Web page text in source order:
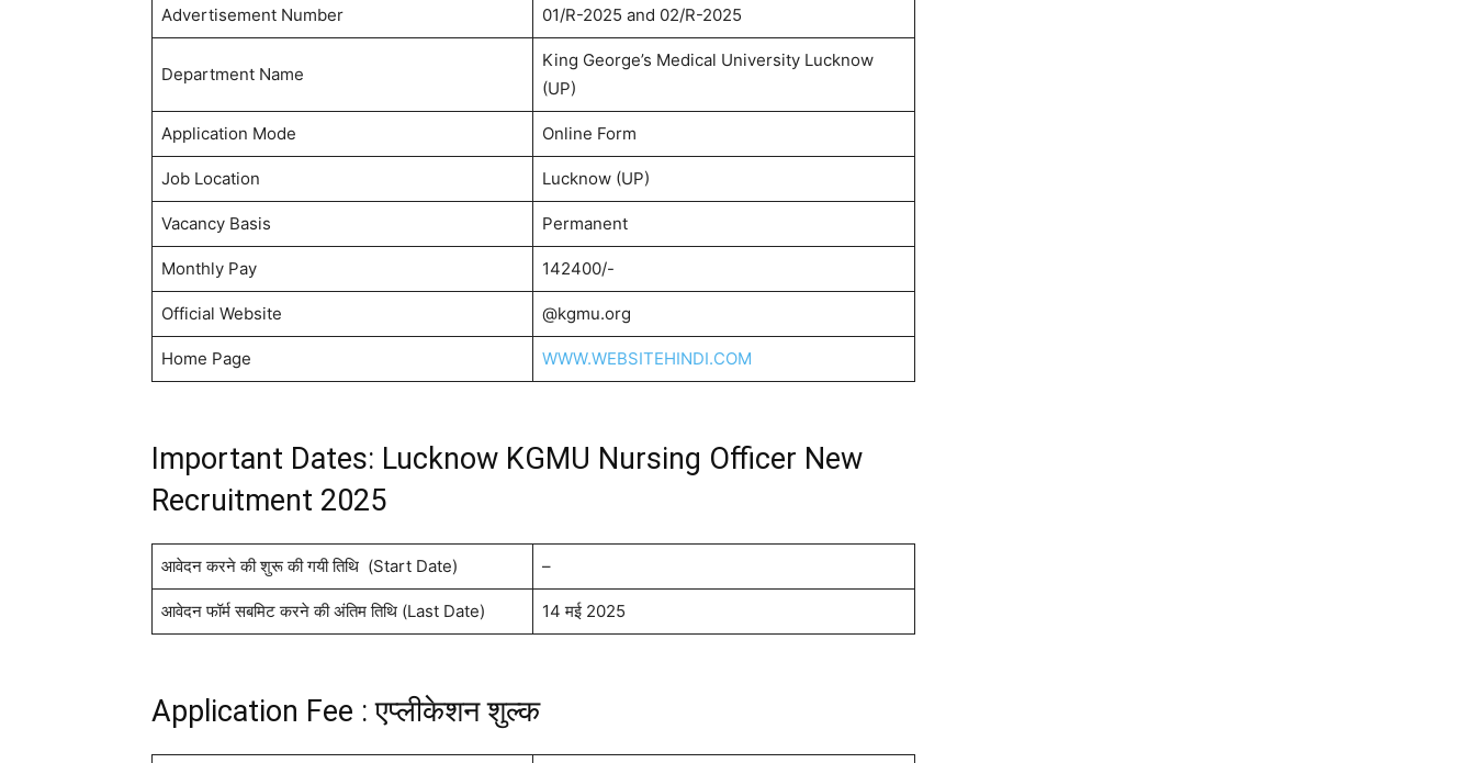
Advertisement Number 01/R-2025 and 02/R-2025
Department Name
King George’s Medical University Lucknow
(UP)
Application Mode Online Form
Job Location Lucknow (UP)
Vacancy Basis Permanent
Monthly Pay 142400/-
Official Website @kgmu.org
Home Page WWW.WEBSITEHINDI.COM
Important Dates: Lucknow KGMU Nursing Officer New
Recruitment 2025
आवेदन करने की शुरू की गयी तिथि (Start Date) –
आवेदन फॉर्म सबमिट करने की अंतिम तिथि (Last Date) 14 मई 2025
Application Fee : एप्लीकेशन शुल्क